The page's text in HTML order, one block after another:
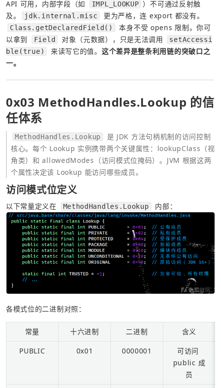
API 可用，内部字段（如 IMPL_LOOKUP ）不可通过反射触
及。
jdk.internal.misc 更为严格，连 export 都没有。
Class.getDeclaredField()
本身不受 opens 限制。你可
以拿到
Field 对象（元数据），只是无法调用
setAccessi
ble(true)
来读写它的值。 这个差异是整条利用链的突破口之
一。
0x03 MethodHandles.Lookup 的信
任体系
MethodHandles.Lookup
是 JDK 方法句柄机制的访问控制
核心。每个 Lookup 实例携带两个关键属性：lookupClass（视
角类）和 allowedModes（访问模式位掩码）。JVM 根据这两
个属性决定该 Lookup 能访问哪些成员。
访问模式位定义
以下常量定义在 MethodHandles.Lookup 内部：
各模式位的二进制对照：
常量 十六进制 二进制 含义
PUBLIC 0x01 0000001
可访问
public 成
员